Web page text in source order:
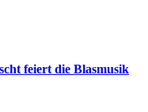
feiert die Blasmusik